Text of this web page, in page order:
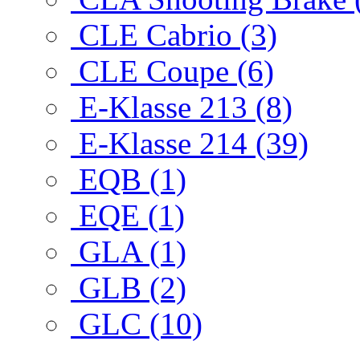
CLE Cabrio (3)
CLE Coupe (6)
E-Klasse 213 (8)
E-Klasse 214 (39)
EQB (1)
EQE (1)
GLA (1)
GLB (2)
GLC (10)